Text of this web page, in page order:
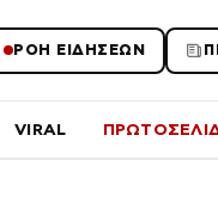
ΡΟΗ ΕΙΔΗΣΕΩΝ
VIRAL